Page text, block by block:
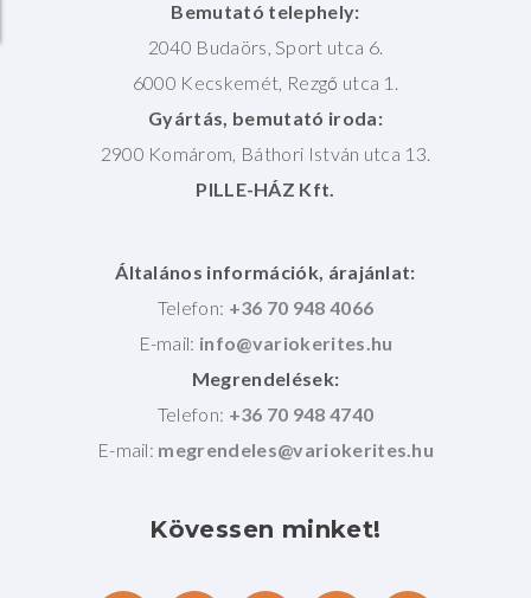
Bemutató telephely:
2040 Budaörs, Sport utca 6.
6000 Kecskemét, Rezgő utca 1.
Gyártás, bemutató iroda:
2900 Komárom, Báthori István utca 13.
PILLE-HÁZ Kft.
Általános információk, árajánlat:
Telefon: +36 70 948 4066
E-mail:
Megrendelések:
Telefon: +36 70 948 4740
E-mail:
Kövessen minket!